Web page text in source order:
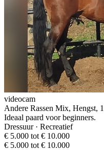
videocam
Andere Rassen Mix, Hengst,
Ideaal paard voor beginners.
Dressuur · Recreatief
€ 5.000 tot € 10.000
€ 5.000 tot € 10.000